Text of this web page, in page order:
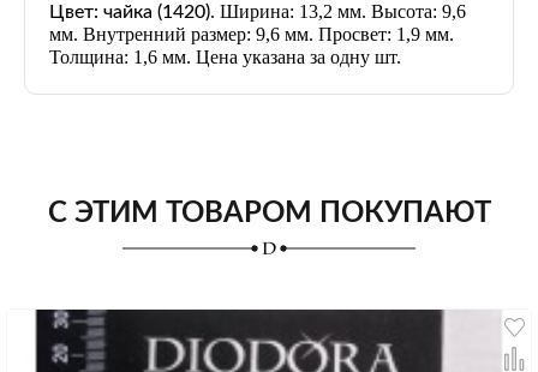
Цвет: чайка (1420). Ширина: 13,2 мм. Высота: 9,6
мм. Внутренний размер: 9,6 мм. Просвет: 1,9 мм.
Толщина: 1,6 мм. Цена указана за одну шт.
С ЭТИМ ТОВАРОМ ПОКУПАЮТ